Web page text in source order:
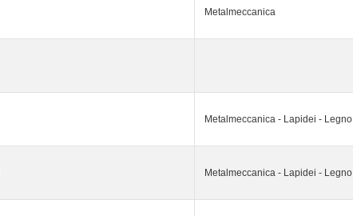
Metalmeccanica
Metalmeccanica - Lapidei - Legno
Metalmeccanica - Lapidei - Legno